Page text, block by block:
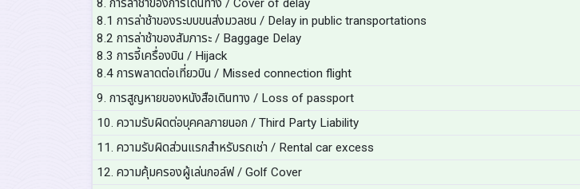
8. การล่าช้าของการเดินทาง / Cover of delay
8.1 การล่าช้าของระบบขนส่งมวลชน / Delay in public transportations
8.2 การล่าช้าของสัมภาระ / Baggage Delay
8.3 การจี้เครื่องบิน / Hijack
8.4 การพลาดต่อเที่ยวบิน / Missed connection flight
9. การสูญหายของหนังสือเดินทาง / Loss of passport
10. ความรับผิดต่อบุคคลภายนอก / Third Party Liability
11. ความรับผิดส่วนแรกสำหรับรถเช่า / Rental car excess
12. ความคุ้มครองผู้เล่นกอล์ฟ / Golf Cover